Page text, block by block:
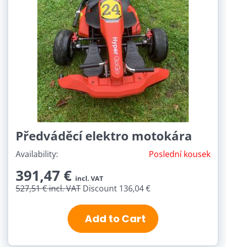
Předváděcí elektro motokára
Availability: Poslední kousek
391,47 € incl. VAT
527,51 €incl. VAT Discount 136,04 €
Add to Cart